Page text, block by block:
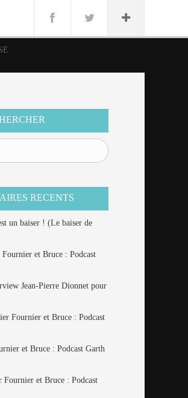
RECENTS
un baiser ! (Le baiser de
et Bruce : Podcast
Jean-Pierre Dionnet pour
Fournier et Bruce : Podcast
et Bruce : Podcast Garth
Fournier et Bruce : Podcast